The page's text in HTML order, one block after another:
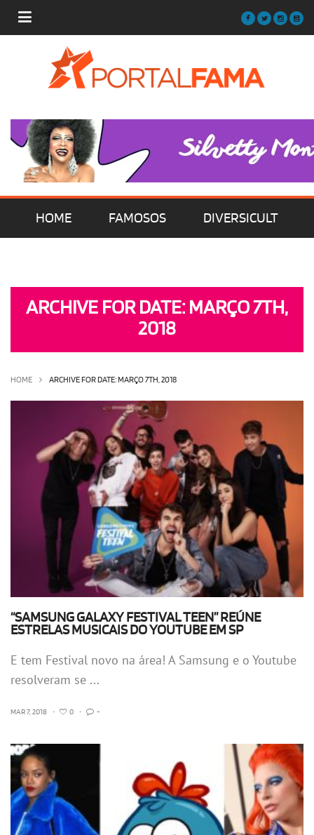
HOME FAMOSOS DIVERSICULT
OLHA ISSO!
ARCHIVE FOR DATE: MARÇO 7TH,
2018
HOME ARCHIVE FOR DATE: MARÇO 7TH, 2018
“SAMSUNG GALAXY FESTIVAL TEEN” REÚNE
ESTRELAS MUSICAIS DO YOUTUBE EM SP
E tem Festival novo na área! A Samsung e o Youtube
resolveram se ...
MAR 7, 2018 • 0 • -